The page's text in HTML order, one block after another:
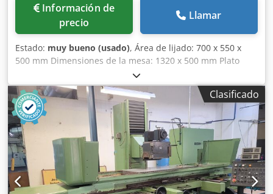
Información de
precio
Llamar
Estado: muy bueno (usado), Área de lijado: 700 x 550 x
500 mm Dimensiones de la mesa: 1320 x 500 mm Plato
magnético: 700 x 500 mm Dimensiones del disco de lijado:
diámetro x anchura x orificio: 400 x 80 x 127 mm Velocidad
de rotación del disco de lijado: 1400 / 2800 rpm Diversos
accesorios MARCELS MASCHINEN AG Dcodpezhl Rnjfx Ad
Rok
Clasificado